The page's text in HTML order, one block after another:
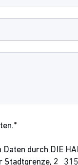
durch DIE
Stadtgrenze, 2